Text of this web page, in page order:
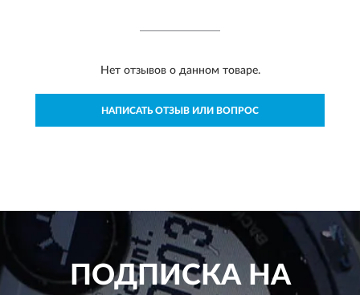
Нет отзывов о данном товаре.
НАПИСАТЬ ОТЗЫВ ИЛИ ВОПРОС
ПОДПИСКА НА